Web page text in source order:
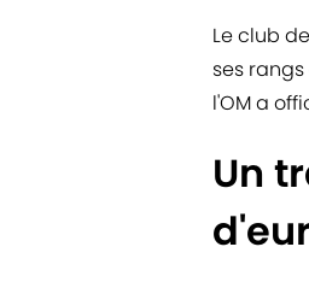
Le club
ses
l'OM a
Un